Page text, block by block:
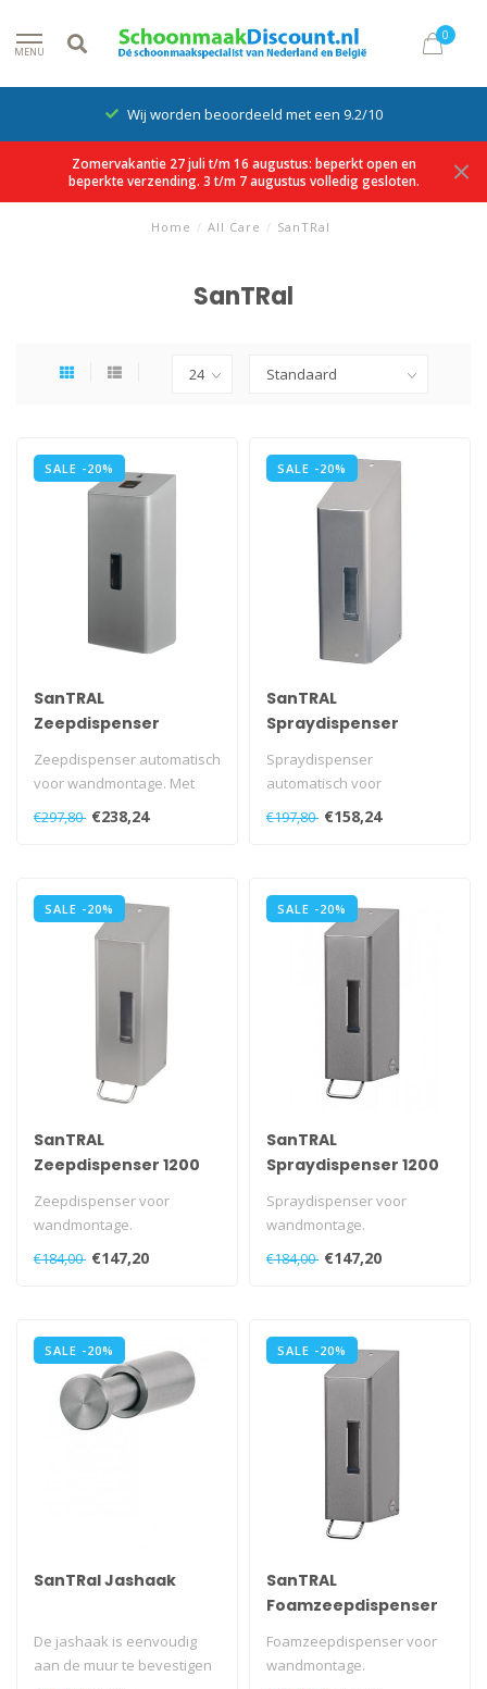
MENU
0
Wij worden beoordeeld met een 9.2/10
Zomervakantie 27 juli t/m 16 augustus: beperkt open en
beperkte verzending. 3 t/m 7 augustus volledig gesloten.
Home / All Care / SanTRal
SanTRal
SALE -20%
SanTRAL
Zeepdispenser
automatisch 1200 ml
Zeepdispenser automatisch
voor wandmontage. Met
navulbaar reservoir. Met
€297,80 €238,24
SALE -20%
SanTRAL
Spraydispenser
automatisch 1200 ml
Spraydispenser
automatisch voor
wandmontage.
€197,80 €158,24
SALE -20%
SanTRAL
Zeepdispenser 1200
Zeepdispenser voor
wandmontage.
Met navulbaar reservoir.
Met kunststof slot en..
€184,00 €147,20
SALE -20%
SanTRAL
Spraydispenser 1200
Spraydispenser voor
wandmontage.
Kan ook als toilet seat
cleaner gebruikt worde..
€184,00 €147,20
SALE -20%
SanTRal Jashaak
De jashaak is eenvoudig
aan de muur te bevestigen
SALE -20%
SanTRAL
Foamzeepdispenser
Foamzeepdispenser voor
wandmontage.